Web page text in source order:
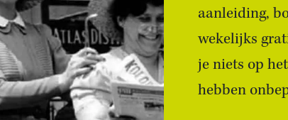
aanleiding,
wekelijks
je niets op
hebben